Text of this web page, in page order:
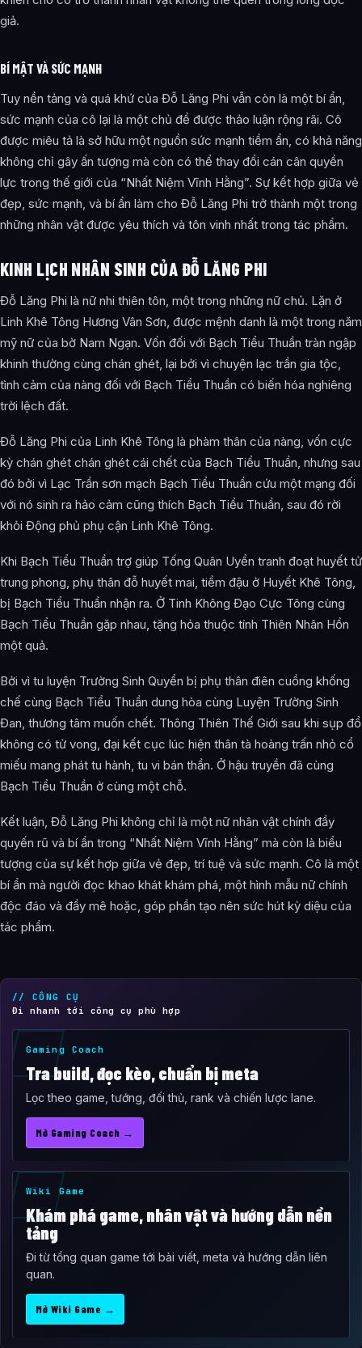
giả.
BÍ MẬT VÀ SỨC MẠNH
Tuy nền tảng và quá khứ của Đỗ Lăng Phi vẫn còn là một bí ẩn,
sức mạnh của cô lại là một chủ đề được thảo luận rộng rãi. Cô
được miêu tả là sở hữu một nguồn sức mạnh tiềm ẩn, có khả năng
không chỉ gây ấn tượng mà còn có thể thay đổi cán cân quyền
lực trong thế giới của “Nhất Niệm Vĩnh Hằng”. Sự kết hợp giữa vẻ
đẹp, sức mạnh, và bí ẩn làm cho Đỗ Lăng Phi trở thành một trong
những nhân vật được yêu thích và tôn vinh nhất trong tác phẩm.
KINH LỊCH NHÂN SINH CỦA ĐỖ LĂNG PHI
Đỗ Lăng Phi là nữ nhi thiên tôn, một trong những nữ chủ. Lặn ở
Linh Khê Tông Hương Vân Sơn, được mệnh danh là một trong năm
mỹ nữ của bờ Nam Ngạn. Vốn đối với Bạch Tiểu Thuần tràn ngập
khinh thường cùng chán ghét, lại bởi vì chuyện lạc trần gia tộc,
tình cảm của nàng đối với Bạch Tiểu Thuần có biến hóa nghiêng
trời lệch đất.
Đỗ Lăng Phi của Linh Khê Tông là phàm thân của nàng, vốn cực
kỳ chán ghét chán ghét cái chết của Bạch Tiểu Thuần, nhưng sau
đó bởi vì Lạc Trần sơn mạch Bạch Tiểu Thuần cứu một mạng đối
với nó sinh ra hảo cảm cũng thích Bạch Tiểu Thuần, sau đó rời
khỏi Động phủ phụ cận Linh Khê Tông.
Khi Bạch Tiểu Thuần trợ giúp Tống Quân Uyển tranh đoạt huyết tử
trung phong, phụ thân đỗ huyết mai, tiềm đậu ở Huyết Khê Tông,
bị Bạch Tiểu Thuần nhận ra. Ở Tinh Không Đạo Cực Tông cùng
Bạch Tiểu Thuần gặp nhau, tặng hỏa thuộc tính Thiên Nhân Hồn
một quả.
Bởi vì tu luyện Trường Sinh Quyển bị phụ thân điên cuồng khống
chế cùng Bạch Tiểu Thuần dung hòa cùng Luyện Trường Sinh
Đan, thương tâm muốn chết. Thông Thiên Thế Giới sau khi sụp đổ
không có tử vong, đại kết cục lúc hiện thân tà hoàng trấn nhỏ cổ
miếu mang phát tu hành, tu vi bán thần. Ở hậu truyền đã cùng
Bạch Tiểu Thuần ở cùng một chỗ.
Kết luận, Đỗ Lăng Phi không chỉ là một nữ nhân vật chính đầy
quyến rũ và bí ẩn trong “Nhất Niệm Vĩnh Hằng” mà còn là biểu
tượng của sự kết hợp giữa vẻ đẹp, trí tuệ và sức mạnh. Cô là một
bí ẩn mà người đọc khao khát khám phá, một hình mẫu nữ chính
độc đáo và đầy mê hoặc, góp phần tạo nên sức hút kỳ diệu của
tác phẩm.
// CÔNG CỤ
Đi nhanh tới công cụ phù hợp
Gaming Coach
Tra build, đọc kèo, chuẩn bị meta
Lọc theo game, tướng, đối thủ, rank và chiến lược lane.
Mở Gaming Coach →
Wiki Game
Khám phá game, nhân vật và hướng dẫn nền
tảng
Đi từ tổng quan game tới bài viết, meta và hướng dẫn liên
quan.
Mở Wiki Game →